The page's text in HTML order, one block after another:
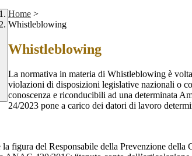
Home >
Whistleblowing
Whistleblowing
La normativa in materia di Whistleblowing è
violazioni di disposizioni legislative nazionali o
conoscenza e riconducibili ad una determinata
24/2023 pone a carico dei datori di lavoro
figura del Responsabile della Prevenzione della